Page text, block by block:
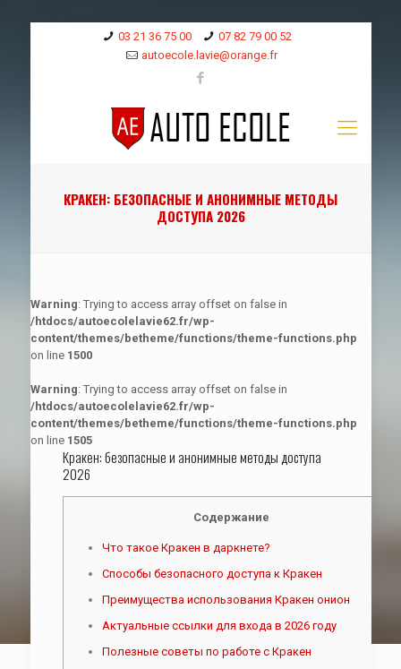
03 21 36 75 00
07 82 79 00 52
autoecole.lavie@orange.fr
КРАКЕН: БЕЗОПАСНЫЕ И АНОНИМНЫЕ МЕТОДЫ
ДОСТУПА 2026
Warning: Trying to access array offset on false in
/htdocs/autoecolelavie62.fr/wp-
content/themes/betheme/functions/theme-functions.php
on line 1500
Warning: Trying to access array offset on false in
/htdocs/autoecolelavie62.fr/wp-
content/themes/betheme/functions/theme-functions.php
on line 1505
Кракен: безопасные и анонимные методы доступа
2026
Содержание
Что такое Кракен в даркнете?
Способы безопасного доступа к Кракен
Преимущества использования Кракен онион
Актуальные ссылки для входа в 2026 году
Полезные советы по работе с Кракен